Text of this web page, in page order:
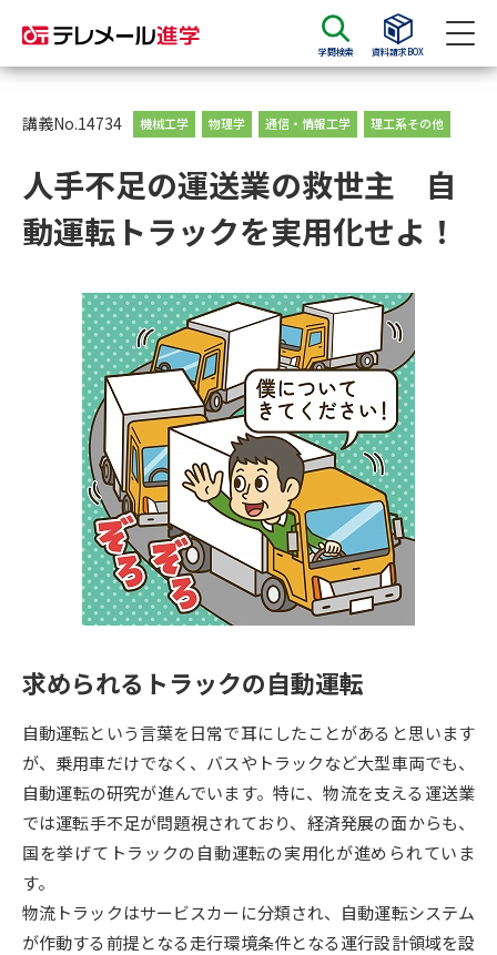
学問検索 資料請求BOX
資料請求 資料検索
大学・短大の資料種類から請求
総合型選抜・学校推薦型選抜 募
集要項＆願書
大学入学共通テスト利用選抜の
募集要項＆願書
過去問題集
大学・短大以外の資料から請求
専門学校の資料請求 大学院の資料請求
留学・進学関連、塾・予備校
大学入学共通テスト「受験案
内」の請求
大学入学共通テスト「受験上の
配慮案内」の請求
高等学校卒業程度認定試験
幼稚園教員資格認定試験 小学校教員資格認定試験
高等学校（情報）教員資格認定
試験
大学研究 大学検索
大学で学べる内容や特徴を調べる
講義No.14734 機械工学 物理学 通信・情報工学 理工系その他
人手不足の運送業の救世主 自
動運転トラックを実用化せよ！
求められるトラックの自動運転
自動運転という言葉を日常で耳にしたことがあると思います
が、乗用車だけでなく、バスやトラックなど大型車両でも、
自動運転の研究が進んでいます。特に、物流を支える運送業
では運転手不足が問題視されており、経済発展の面からも、
国を挙げてトラックの自動運転の実用化が進められていま
す。
物流トラックはサービスカーに分類され、自動運転システム
が作動する前提となる走行環境条件となる運行設計領域を設